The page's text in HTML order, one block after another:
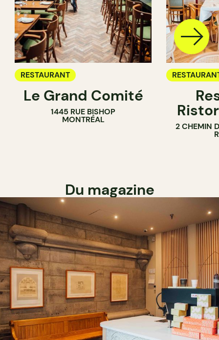
RESTAURANT
Le Grand Comité
1445 RUE BISHOP
MONTRÉAL
2 CHEMIN
Du magazine